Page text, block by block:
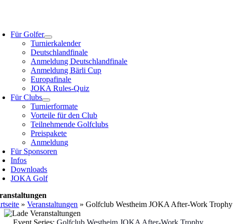
Für Golfer
Turnierkalender
Deutschlandfinale
Anmeldung Deutschlandfinale
Anmeldung Bärli Cup
Europafinale
JOKA Rules-Quiz
Für Clubs
Turnierformate
Vorteile für den Club
Teilnehmende Golfclubs
Preispakete
Anmeldung
Für Sponsoren
Infos
Downloads
JOKA Golf
»Veranstaltungen »Golfclub Westheim JOKA After-Work Trophy
Event Series: Golfclub Westheim JOKA After-Work Trophy